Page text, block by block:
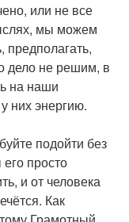
или не все
мы можем
предполагать,
дело не решим, в
на наши
них энергию.
подойти без
просто
и от человека
Как